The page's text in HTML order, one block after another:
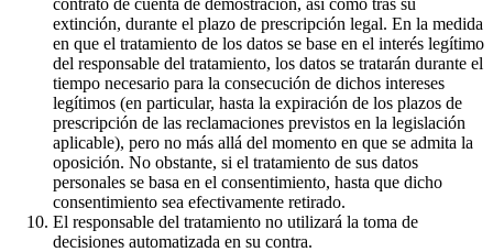
extinción, durante el plazo de prescripción legal. En la medida
en que el tratamiento de los datos se base en el interés legítimo
del responsable del tratamiento, los datos se tratarán durante el
tiempo necesario para la consecución de dichos intereses
legítimos (en particular, hasta la expiración de los plazos de
prescripción de las reclamaciones previstos en la legislación
aplicable), pero no más allá del momento en que se admita la
oposición. No obstante, si el tratamiento de sus datos
personales se basa en el consentimiento, hasta que dicho
consentimiento sea efectivamente retirado.
El responsable del tratamiento no utilizará la toma de
decisiones automatizada en su contra.